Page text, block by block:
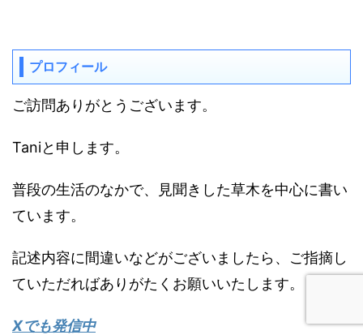
プロフィール
ご訪問ありがとうございます。
Taniと申します。
普段の生活のなかで、見聞きした草木を中心に書い
ています。
記述内容に間違いなどがございましたら、ご指摘し
ていただればありがたくお願いいたします。
Xでも発信中